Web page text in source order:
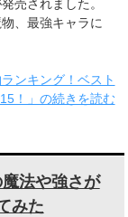
売されました。
、最強キャラに
ンキング！ベスト
15！」の続きを読む
法や強さが
みた